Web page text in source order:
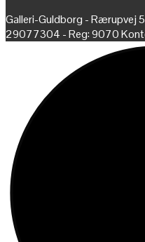
Galleri-Guldborg - Rærupvej
29077304 - Reg: 9070